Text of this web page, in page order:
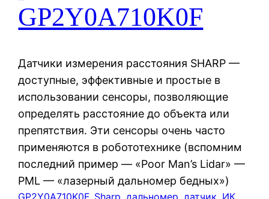
GP2Y0A710K0F
Датчики измерения расстояния SHARP —
доступные, эффективные и простые в
использовании сенсоры, позволяющие
определять расстояние до объекта или
препятствия. Эти сенсоры очень часто
применяются в робототехнике (вспомним
последний пример — «Poor Man’s Lidar» —
PML — «лазерный дальномер бедных»)
GP2Y0A710K0F, Sharp, дальномер, датчик, ИК